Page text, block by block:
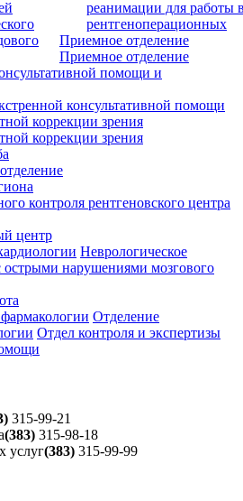
реанимации для работы
рентгеноперационных
Приемное отделение
Приемное отделение
помощи и
консультативной помощи
коррекции зрения
коррекции зрения
контроля рентгеновского центра
центр
Неврологическое
острыми нарушениями мозгового
Отделение
Отдел контроля и экспертизы
315-99-21
(383) 315-98-18
услуг(383) 315-99-99